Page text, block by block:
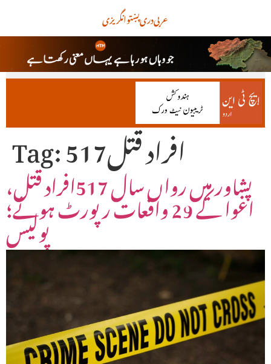
انگریزیپښتودریعربی
Tag: 517افراد قتل
پشاور میں رواں سال 517افراد قتل،
اغوا کے 29 واقعات رپورٹ ہوئے؛
پولیس